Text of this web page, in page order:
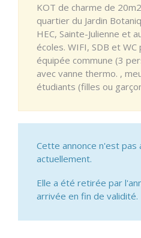
KOT de charme de
quartier du Jardin
HEC, Sainte-Julienne et
écoles. WIFI, SDB et
équipée commune (3
avec vanne thermo. ,
étudiants (filles ou
Cette annonce n'est pas
actuellement.
Elle a été retirée par
arrivée en fin de validité.